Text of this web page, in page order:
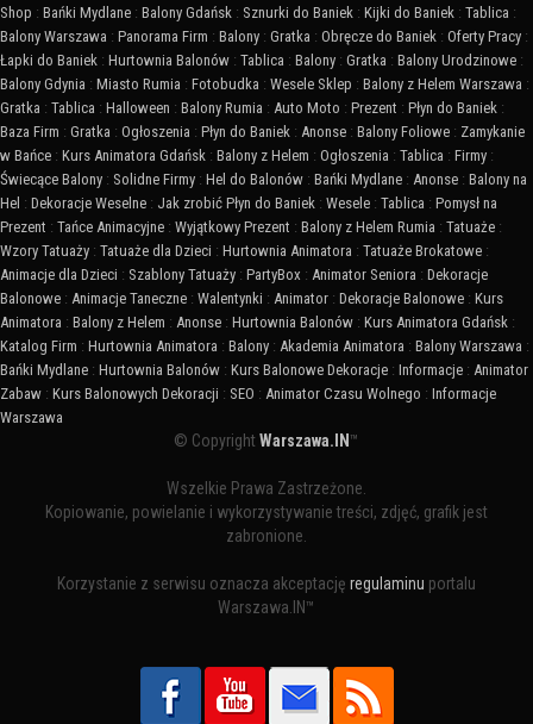
Shop : Bańki Mydlane : Balony Gdańsk : Sznurki do Baniek : Kijki do Baniek : Tablica :
Balony Warszawa : Panorama Firm : Balony : Gratka : Obręcze do Baniek : Oferty Pracy :
Łapki do Baniek : Hurtownia Balonów : Tablica : Balony : Gratka : Balony Urodzinowe :
Balony Gdynia : Miasto Rumia : Fotobudka : Wesele Sklep : Balony z Helem Warszawa :
Gratka : Tablica : Halloween : Balony Rumia : Auto Moto : Prezent : Płyn do Baniek :
Baza Firm : Gratka : Ogłoszenia : Płyn do Baniek : Anonse : Balony Foliowe : Zamykanie
w Bańce : Kurs Animatora Gdańsk : Balony z Helem : Ogłoszenia : Tablica : Firmy :
Świecące Balony : Solidne Firmy : Hel do Balonów : Bańki Mydlane : Anonse : Balony na
Hel : Dekoracje Weselne : Jak zrobić Płyn do Baniek : Wesele : Tablica : Pomysł na
Prezent : Tańce Animacyjne : Wyjątkowy Prezent : Balony z Helem Rumia : Tatuaże :
Wzory Tatuaży : Tatuaże dla Dzieci : Hurtownia Animatora : Tatuaże Brokatowe :
Animacje dla Dzieci : Szablony Tatuaży : PartyBox : Animator Seniora : Dekoracje
Balonowe : Animacje Taneczne : Walentynki : Animator : Dekoracje Balonowe : Kurs
Animatora : Balony z Helem : Anonse : Hurtownia Balonów : Kurs Animatora Gdańsk :
Katalog Firm : Hurtownia Animatora : Balony : Akademia Animatora : Balony Warszawa :
Bańki Mydlane : Hurtownia Balonów : Kurs Balonowe Dekoracje : Informacje : Animator
Zabaw : Kurs Balonowych Dekoracji : SEO : Animator Czasu Wolnego : Informacje
Warszawa
© CopyrightWarszawa.IN ™
Wszelkie Prawa Zastrzeżone.
Kopiowanie, powielanie i wykorzystywanie treści, zdjęć, grafik jest
zabronione.
Korzystanie z serwisu oznacza akceptację regulaminu portalu
Warszawa.IN™